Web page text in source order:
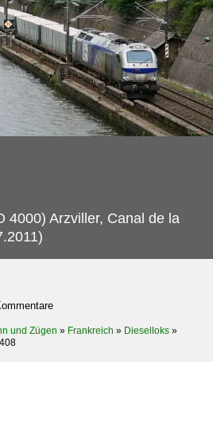
4000) Arzviller, Canal de la
und Zügen » Frankreich » Dieselloks »